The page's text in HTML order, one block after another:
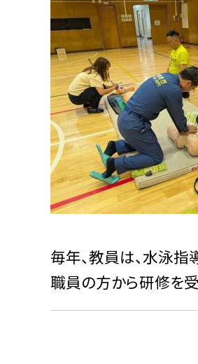
毎年、教員は、水泳指
職員の方から研修を受